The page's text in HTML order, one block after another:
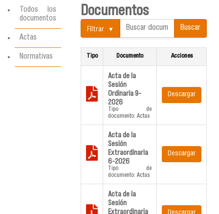
Todos los
documentos
Actas
Normativas
Documentos
Filtrar
Buscar
documentos:
Tipo Documento Acciones
Acta de la
Sesión
Ordinaria 9-
2026
Tipo de
documento: Actas
Descargar
Acta de la
Sesión
Extraordinaria
6-2026
Tipo de
documento: Actas
Descargar
Acta de la
Sesión
Extraordinaria